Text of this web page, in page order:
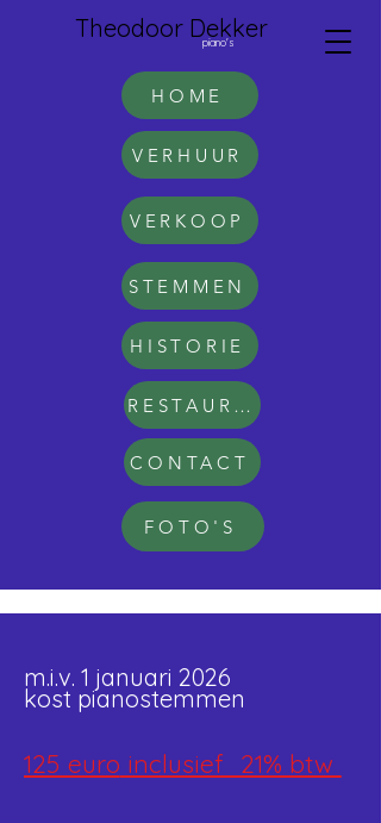
Theodoor Dekker
HOME
VERHUUR
piano's
VERKOOP
STEMMEN
RESTAURATIE
CONTACT
HISTORIE
FOTO'S
m.i.v. 1 januari 2026
kost pianostemmen
125 euro inclusief 21% btw